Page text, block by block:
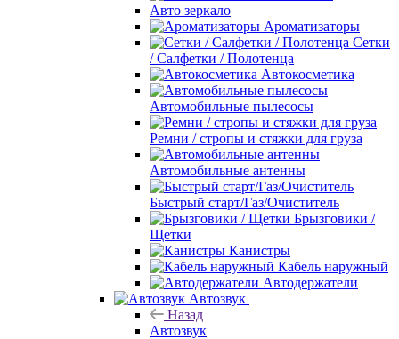
Авто зеркало
Ароматизаторы
Сетки
/ Салфетки / Полотенца
Автокосметика
Автомобильные пылесосы
Ремни / стропы и стяжки для груза
Автомобильные антенны
Быстрый старт/Газ/Очиститель
Брызговики /
Щетки
Канистры
Кабель наружный
Автодержатели
Автозвук
Назад
Автозвук